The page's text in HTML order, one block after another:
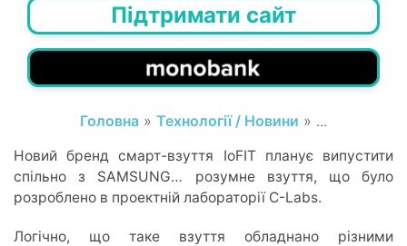
Підтримати сайт
Головна » Технології / Новини » ...
Новий бренд смарт-взуття IoFIT планує випустити
спільно з SAMSUNG… розумне взуття, що було
розроблено в проектній лабораторії C-Labs.
Логічно, що таке взуття обладнано різними